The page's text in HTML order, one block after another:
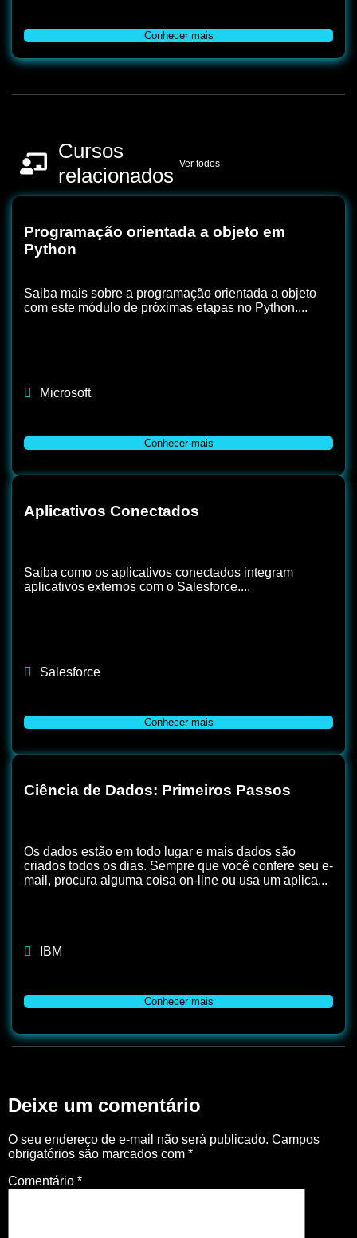
Conhecer mais
Cursos
relacionados Ver todos
Programação orientada a objeto em
Python
Saiba mais sobre a programação orientada a objeto
com este módulo de próximas etapas no Python....
Microsoft
Conhecer mais
Aplicativos Conectados
Saiba como os aplicativos conectados integram
aplicativos externos com o Salesforce....
Salesforce
Conhecer mais
Ciência de Dados: Primeiros Passos
Os dados estão em todo lugar e mais dados são
criados todos os dias. Sempre que você confere seu e-
mail, procura alguma coisa on-line ou usa um aplica...
IBM
Conhecer mais
Deixe um comentário
O seu endereço de e-mail não será publicado. Campos
obrigatórios são marcados com *
Comentário *